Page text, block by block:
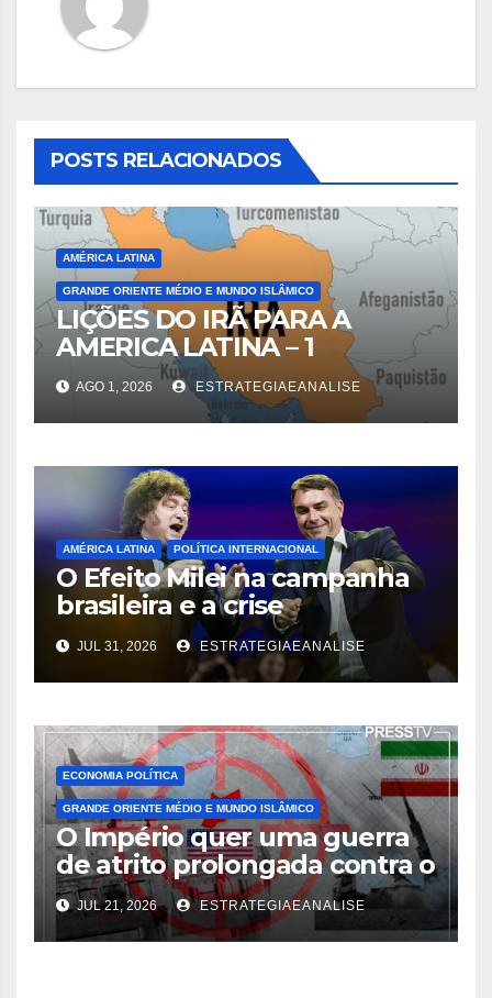
POSTS RELACIONADOS
AMÉRICA LATINA
GRANDE ORIENTE MÉDIO E MUNDO ISLÂMICO
LIÇÕES DO IRÃ PARA A
AMERICA LATINA – 1
AGO 1, 2026 ESTRATEGIAEANALISE
AMÉRICA LATINA POLÍTICA INTERNACIONAL
O Efeito Milei na campanha
brasileira e a crise
diplomática decorrente
JUL 31, 2026 ESTRATEGIAEANALISE
ECONOMIA POLÍTICA
GRANDE ORIENTE MÉDIO E MUNDO ISLÂMICO
O Império quer uma guerra
de atrito prolongada contra o
IrãJUL 21, 2026 ESTRATEGIAEANALISE